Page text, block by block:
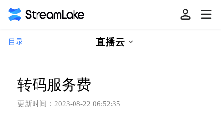
目录 直播云
转码服务费
更新时间： 2023-08-22 06:52:35